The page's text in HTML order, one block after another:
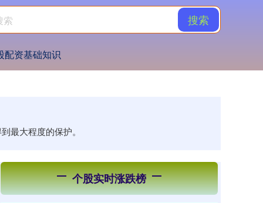
搜索
配资基础知识
最大程度的保护。
个股实时涨跌榜